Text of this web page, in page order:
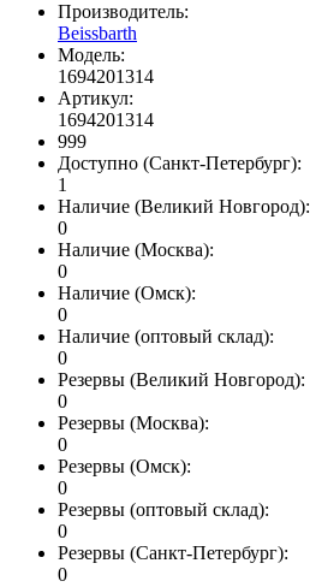
Производитель:
Beissbarth
Модель:
1694201314
Артикул:
1694201314
999
Доступно (Санкт-Петербург):
1
Наличие (Великий Новгород):
0
Наличие (Москва):
0
Наличие (Омск):
0
Наличие (оптовый склад):
0
Резервы (Великий Новгород):
0
Резервы (Москва):
0
Резервы (Омск):
0
Резервы (оптовый склад):
0
Резервы (Санкт-Петербург):
0